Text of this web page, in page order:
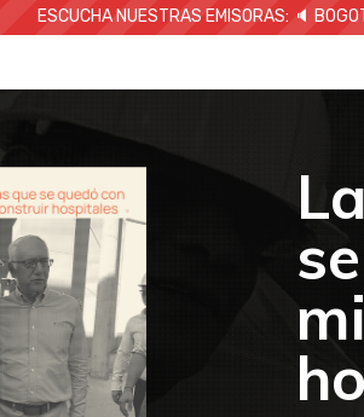
ESCUCHA NUESTRAS EMISORAS: 🔈